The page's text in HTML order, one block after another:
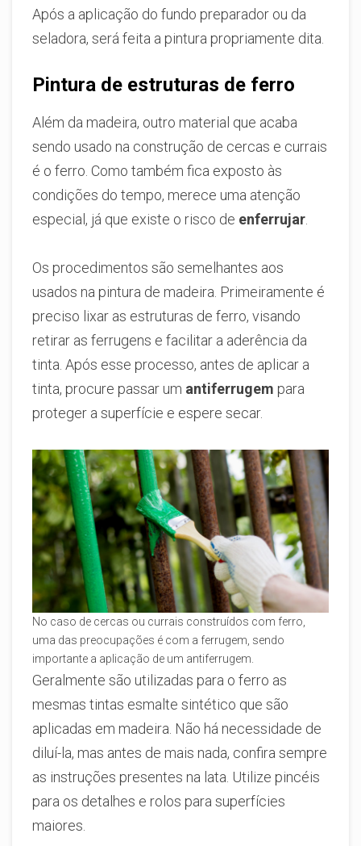
Após a aplicação do fundo preparador ou da
seladora, será feita a pintura propriamente dita.
Pintura de estruturas de ferro
Além da madeira, outro material que acaba
sendo usado na construção de cercas e currais
é o ferro. Como também fica exposto às
condições do tempo, merece uma atenção
especial, já que existe o risco de enferrujar.
Os procedimentos são semelhantes aos
usados na pintura de madeira. Primeiramente é
preciso lixar as estruturas de ferro, visando
retirar as ferrugens e facilitar a aderência da
tinta. Após esse processo, antes de aplicar a
tinta, procure passar um antiferrugem para
proteger a superfície e espere secar.
No caso de cercas ou currais construídos com ferro,
uma das preocupações é com a ferrugem, sendo
importante a aplicação de um antiferrugem.
Geralmente são utilizadas para o ferro as
mesmas tintas esmalte sintético que são
aplicadas em madeira. Não há necessidade de
diluí-la, mas antes de mais nada, confira sempre
as instruções presentes na lata. Utilize pincéis
para os detalhes e rolos para superfícies
maiores.